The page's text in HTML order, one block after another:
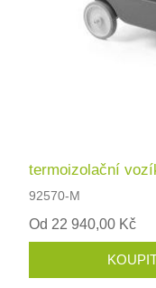
termoizolační
92570-M
Od 22 940,00 Kč